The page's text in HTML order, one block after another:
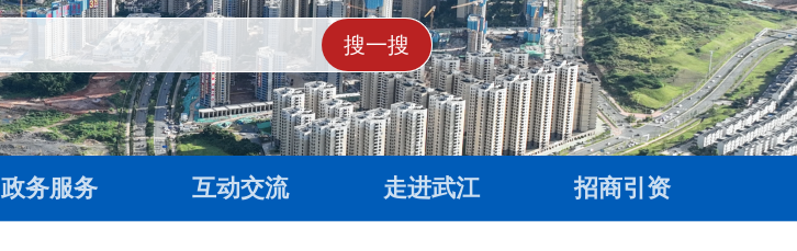
政务服务 互动交流 走进武江 招商引资